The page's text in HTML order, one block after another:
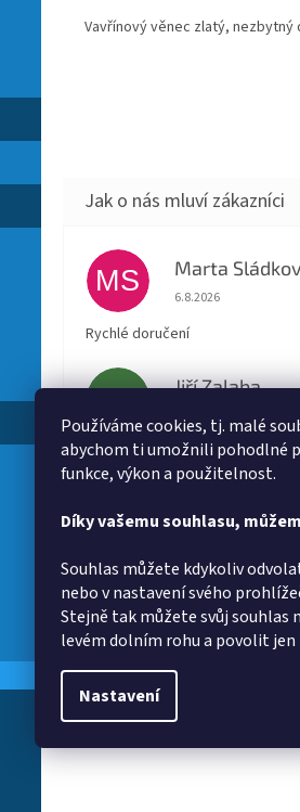
Používáme cookies, tj. malé
abychom ti umožnili pohodlné
funkce, výkon a použitelnost.
Díky vašemu souhlasu,
Souhlas můžete kdykoliv
nebo v nastavení svého
Stejně tak můžete svůj
levém dolním rohu a povolit jen
Nastavení
Vavřínový věnec zlatý,
MS Marta
Hodnocení
6.8.2026
Rychlé doručení
JZ Jiří Zalaba
1.8.2026
Rychlé dodání zboží super